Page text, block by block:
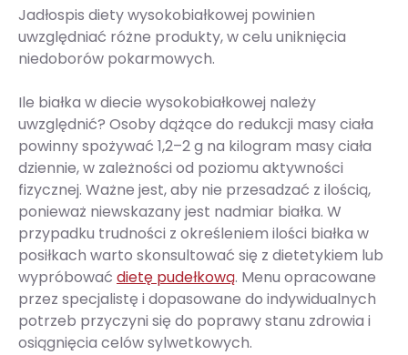
Jadłospis diety wysokobiałkowej powinien
uwzględniać różne produkty, w celu uniknięcia
niedoborów pokarmowych.
Ile białka w diecie wysokobiałkowej należy
uwzględnić? Osoby dążące do redukcji masy ciała
powinny spożywać 1,2–2 g na kilogram masy ciała
dziennie, w zależności od poziomu aktywności
fizycznej. Ważne jest, aby nie przesadzać z ilością,
ponieważ niewskazany jest nadmiar białka. W
przypadku trudności z określeniem ilości białka w
posiłkach warto skonsultować się z dietetykiem lub
wypróbować dietę pudełkową. Menu opracowane
przez specjalistę i dopasowane do indywidualnych
potrzeb przyczyni się do poprawy stanu zdrowia i
osiągnięcia celów sylwetkowych.